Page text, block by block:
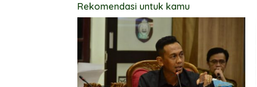
Rekomendasi untuk kamu